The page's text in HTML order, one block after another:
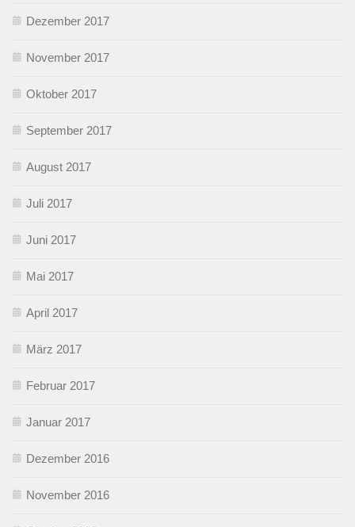
Dezember 2017
November 2017
Oktober 2017
September 2017
August 2017
Juli 2017
Juni 2017
Mai 2017
April 2017
März 2017
Februar 2017
Januar 2017
Dezember 2016
November 2016